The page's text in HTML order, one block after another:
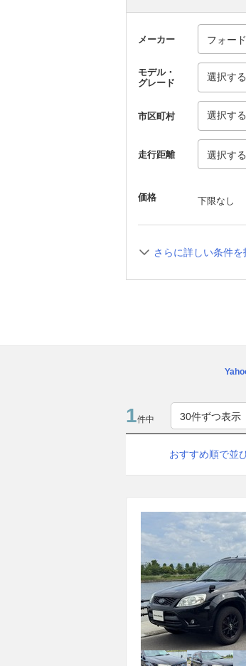
メーカー
モデル・
グレード
選択する
市区町村 選択する
走行距離
価格 下限なし
さらに詳しい条件を
1件中
おすすめ順で並